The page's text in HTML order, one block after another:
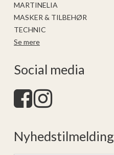
MARTINELIA
MASKER & TILBEHØR
TECHNIC
Se mere
Social media
Nyhedstilmelding